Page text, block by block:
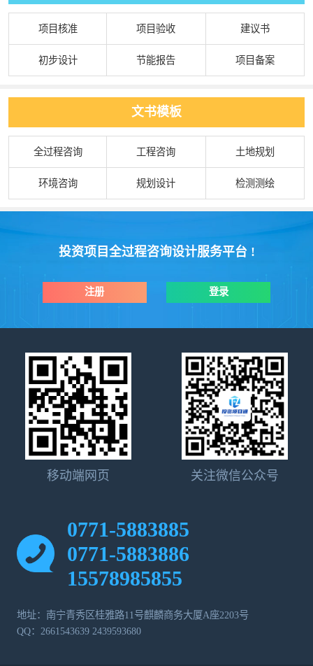
项目核准 项目验收 建议书
初步设计 节能报告 项目备案
文书模板
全过程咨询 工程咨询 土地规划
环境咨询 规划设计 检测测绘
投资项目全过程咨询设计服务平台 !
注册 登录
移动端网页 关注微信公众号
0771-5883885
0771-5883886
15578985855
地址：南宁青秀区桂雅路11号麒麟商务大厦A座2203号
QQ：2661543639 2439593680